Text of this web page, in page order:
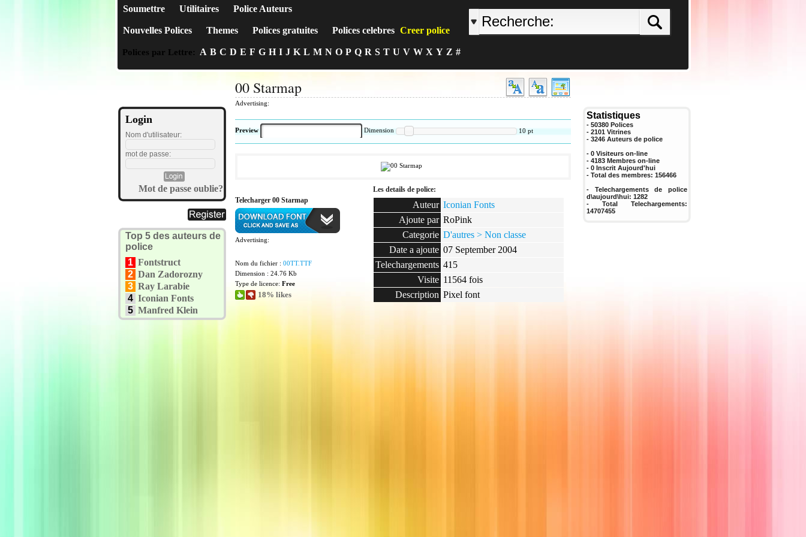
Soumettre Utilitaires Police Auteurs
Nouvelles Polices Themes Polices gratuites Polices celebres Creer police
Polices par Lettre: A B C D E F G H I J K L M N O P Q R S T U V W X Y Z #
Login
Nom d'utilisateur:
mot de passe:
Mot de passe oublie?
Top 5 des auteurs de
police
1 Fontstruct
2 Dan Zadorozny
3 Ray Larabie
4 Iconian Fonts
5 Manfred Klein
00 Starmap
Advertising:
Preview Dimension 10 pt
Telecharger 00 Starmap
Advertising:
Nom du fichier : 00TT.TTF
Dimension : 24.76 Kb
Type de licence: Free
18% likes
Les details de police:
Auteur Iconian Fonts
Ajoute par RoPink
Categorie D'autres > Non classe
Date a ajoute 07 September 2004
Telechargements 415
Visite 11564 fois
Description Pixel font
Statistiques
- 50380 Polices
- 2101 Vitrines
- 3246 Auteurs de police
- 0 Visiteurs on-line
- 4183 Membres on-line
- 0 Inscrit Aujourd'hui
- Total des membres: 156466
- Telechargements de police
d\aujourd\hui: 1282
- Total Telechargements:
14707455